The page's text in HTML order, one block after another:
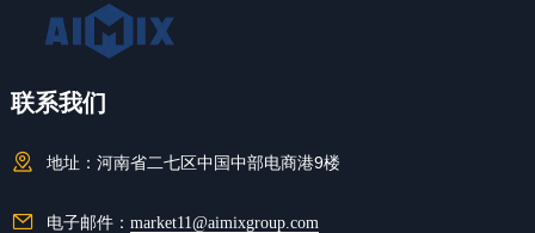
联系我们
地址： 河南省二七区中国中部电商港9楼
电子邮件： market11@aimixgroup.com